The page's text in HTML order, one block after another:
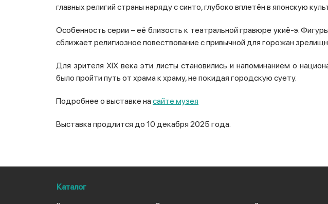
главных религий страны наряду с синто, глубоко вплетён в японскую
Особенность серии – её близость к театральной гравюре укиё-э.
сближает религиозное повествование с привычной для горожан
Для зрителя XIX века эти листы становились и напоминанием о
было пройти путь от храма к храму, не покидая городскую суету.
Подробнее о выставке на сайте музея
Выставка продлится до 10 декабря 2025 года.
Каталог